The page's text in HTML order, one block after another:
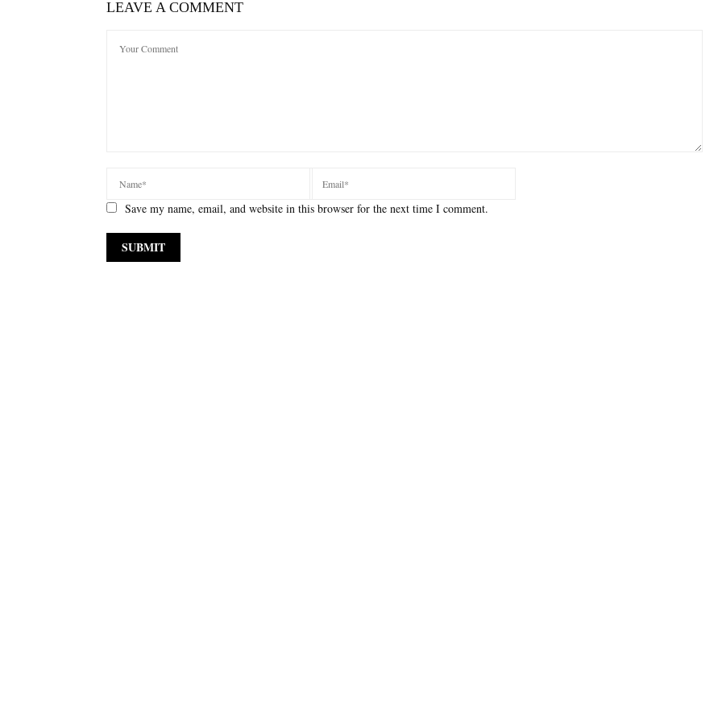
LEAVE A COMMENT
Save my name, email, and website in this browser for the next time I comment.